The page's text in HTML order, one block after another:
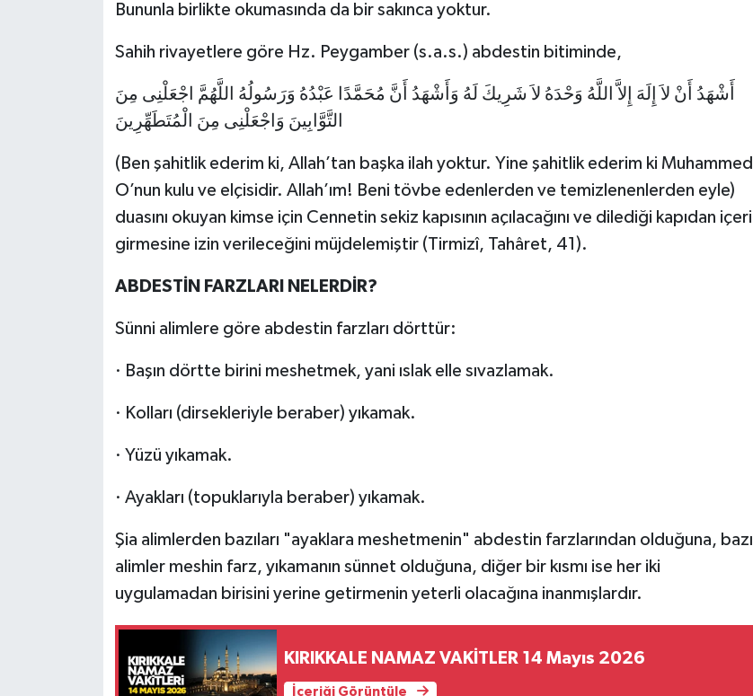
Bununla birlikte okumasında da bir sakınca yoktur.
Sahih rivayetlere göre Hz. Peygamber (s.a.s.) abdestin bitiminde,
أَشْهَدُ أَنْ لاَ إِلَهَ إِلاَّ اللَّهُ وَحْدَهُ لاَ شَرِيكَ لَهُ وَأَشْهَدُ أَنَّ مُحَمَّدًا عَبْدُهُ وَرَسُولُهُ اللَّهُمَّ اجْعَلْنِى مِنَ
التَّوَّابِينَ وَاجْعَلْنِى مِنَ الْمُتَطَهِّرِينَ
(Ben şahitlik ederim ki, Allah’tan başka ilah yoktur. Yine şahitlik ederim ki Muhammed
O’nun kulu ve elçisidir. Allah’ım! Beni tövbe edenlerden ve temizlenenlerden eyle)
duasını okuyan kimse için Cennetin sekiz kapısının açılacağını ve dilediği kapıdan içeri
girmesine izin verileceğini müjdelemiştir (Tirmizî, Tahâret, 41).
ABDESTİN FARZLARI NELERDİR?
Sünni alimlere göre abdestin farzları dörttür:
· Başın dörtte birini meshetmek, yani ıslak elle sıvazlamak.
· Kolları (dirsekleriyle beraber) yıkamak.
· Yüzü yıkamak.
· Ayakları (topuklarıyla beraber) yıkamak.
Şia alimlerden bazıları "ayaklara meshetmenin" abdestin farzlarından olduğuna, bazı
alimler meshin farz, yıkamanın sünnet olduğuna, diğer bir kısmı ise her iki
uygulamadan birisini yerine getirmenin yeterli olacağına inanmışlardır.
KIRIKKALE NAMAZ VAKİTLER 14 Mayıs 2026
İçeriği Görüntüle